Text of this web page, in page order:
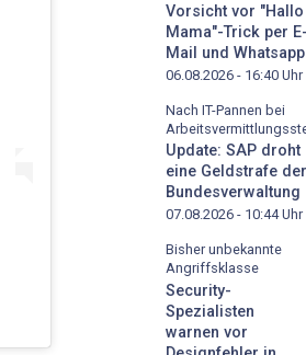
Vorsicht vor "Hallo
Mama"-Trick per E-
Mail und Whatsapp
06.08.2026 - 16:40 Uhr
Nach IT-Pannen bei
Update: SAP droht
eine Geldstrafe der
Bundesverwaltung
07.08.2026 - 10:44Uhr
Bisher unbekannte
Angriffsklasse
Security-
Spezialisten
warnen vor